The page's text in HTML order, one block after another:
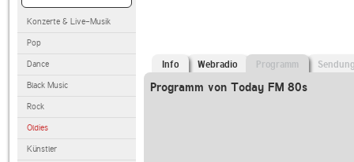
Konzerte & Live-Musik
Pop
Dance
Black Music
Rock
Oldies
Künstler
Info Webradio Programm
Programm von Today FM 80s